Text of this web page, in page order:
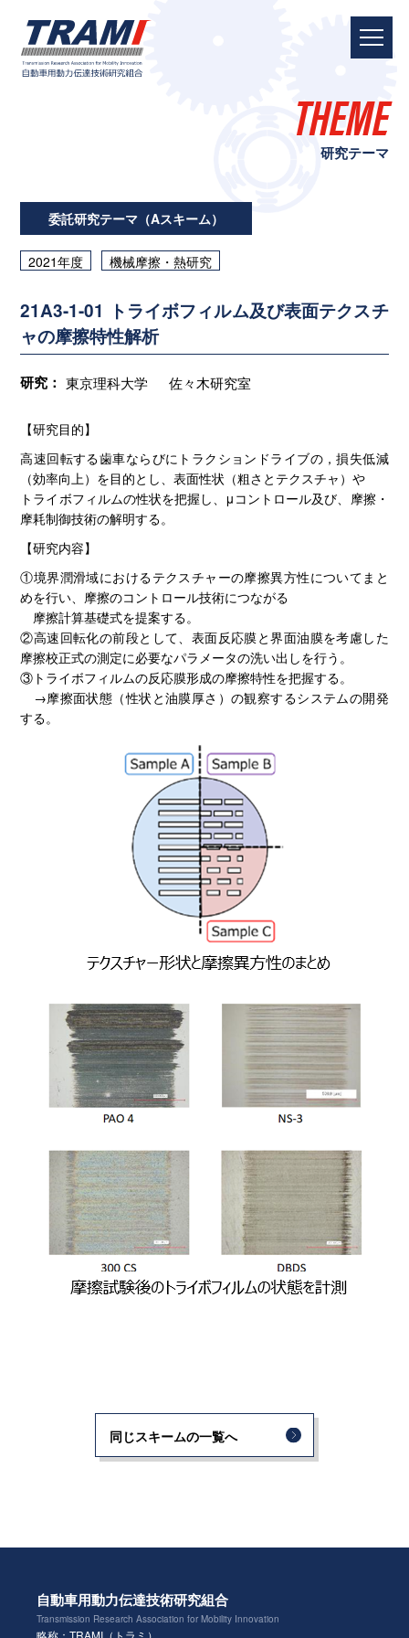
THEME
研究テーマ
委託研究テーマ（Aスキーム）
2021年度 機械摩擦・熱研究
21A3-1-01 トライボフィルム及び表面テクスチ
ャの摩擦特性解析
研究： 東京理科大学 佐々木研究室
【研究目的】
高速回転する歯車ならびにトラクションドライブの，損失低減
（効率向上）を目的とし、表面性状（粗さとテクスチャ）や
トライボフィルムの性状を把握し、μコントロール及び、摩擦・
摩耗制御技術の解明する。
【研究内容】
①境界潤滑域におけるテクスチャーの摩擦異方性についてまと
めを行い、摩擦のコントロール技術につながる
摩擦計算基礎式を提案する。
②高速回転化の前段として、表面反応膜と界面油膜を考慮した
摩擦校正式の測定に必要なパラメータの洗い出しを行う。
③トライボフィルムの反応膜形成の摩擦特性を把握する。
→摩擦面状態（性状と油膜厚さ）の観察するシステムの開発
する。
同じスキームの一覧へ
自動車用動力伝達技術研究組合
Transmission Research Association for Mobility Innovation
略称：TRAMI（トラミ）